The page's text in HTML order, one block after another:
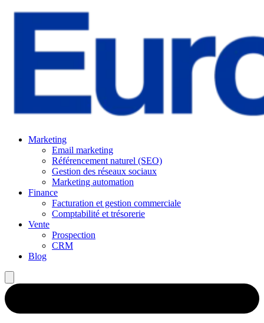
Marketing
Email marketing
Référencement naturel (SEO)
Gestion des réseaux sociaux
Marketing automation
Finance
Facturation et gestion commerciale
Comptabilité et trésorerie
Vente
Prospection
CRM
Blog